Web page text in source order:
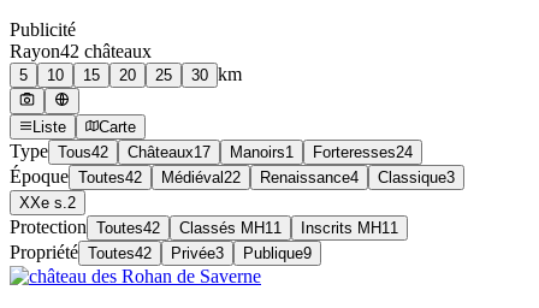
Publicité
Rayon42 châteaux
5 10 15 20 25 30 km
Liste Carte
Type Tous42 Châteaux17 Manoirs1 Forteresses24
Époque Toutes42 Médiéval 22 Renaissance4 Classique3
XXe s. 2
Protection Toutes42 Classés MH11 Inscrits MH11
Propriété Toutes42 Privée3 Publique9